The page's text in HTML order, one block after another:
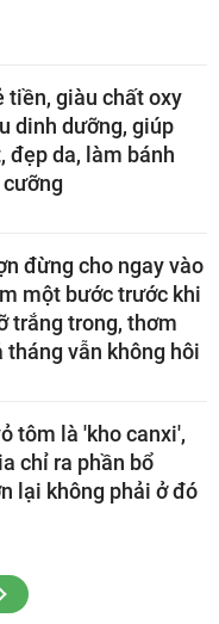
tiền, giàu chất oxy
dinh dưỡng, giúp
đẹp da, làm bánh
cưỡng
đừng cho ngay vào
một bước trước khi
trắng trong, thơm
tháng vẫn không hôi
tôm là 'kho canxi',
chỉ ra phần bổ
lại không phải ở đó